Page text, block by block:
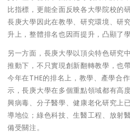
比指標，更能全面反映各大學院校的
長庚大學因此在教學、研究環境、研
升上，整體排名也因而提升，凸顯了
另一方面，長庚大學以頂尖特色研究
推動下，不只實現創新翻轉教學，也
今年在THE的排名上，教學、產學合
示，長庚大學在多個重點領域都有高
興病毒、分子醫學、健康老化研究上
導地位；綠色科技、生醫工程、放射
備受關注。